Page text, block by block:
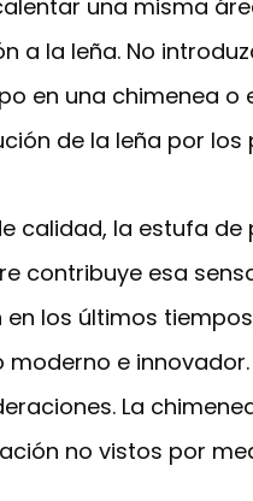
una misma
a la leña. No
en una chimenea o
de la leña por
calidad, la estufa
contribuye esa
en los últimos
moderno e
La
no vistos por